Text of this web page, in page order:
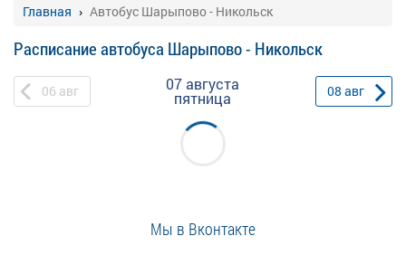
Главная Автобус Шарыпово - Никольск
Расписание автобуса Шарыпово - Никольск
06 авг 07 августа
пятница 08 авг
Мы в Вконтакте